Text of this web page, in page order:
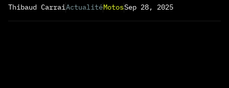
Thibaud CarraiActualitéMotosSep 28, 2025